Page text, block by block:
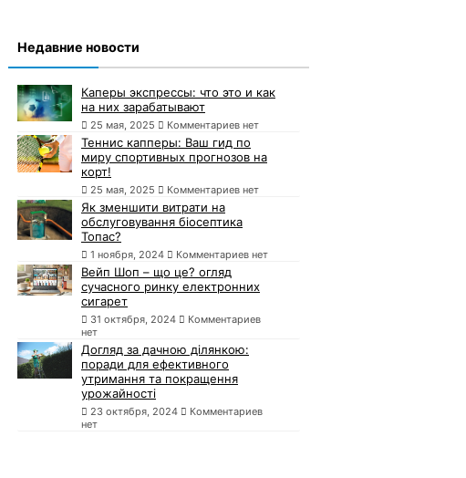
Недавние новости
Каперы экспрессы: что это и как
на них зарабатывают
25 мая, 2025 Комментариев нет
Теннис капперы: Ваш гид по
миру спортивных прогнозов на
корт!
25 мая, 2025 Комментариев нет
Як зменшити витрати на
обслуговування біосептика
Топас?
1 ноября, 2024 Комментариев нет
Вейп Шоп – що це? огляд
сучасного ринку електронних
сигарет
31 октября, 2024
Комментариев
нет
Догляд за дачною ділянкою:
поради для ефективного
утримання та покращення
урожайності
23 октября, 2024
Комментариев
нет